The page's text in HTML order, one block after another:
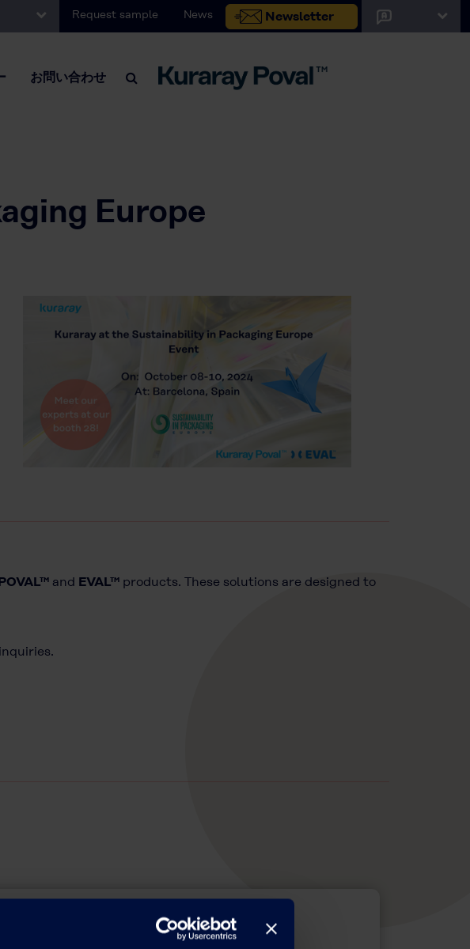
Request sample News Newsletter
お問い合わせ
Europe
and EVAL™ products. These solutions are designed to